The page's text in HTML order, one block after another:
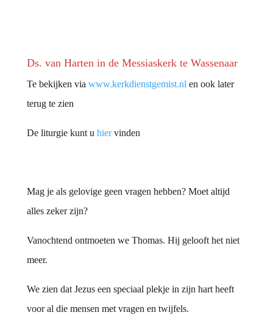
Ds. van Harten in de Messiaskerk te Wassenaar
Te bekijken via www.kerkdienstgemist.nlen ook later
terug te zien
De liturgie kunt u hiervinden
Mag je als gelovige geen vragen hebben? Moet altijd
alles zeker zijn?
Vanochtend ontmoeten we Thomas. Hij gelooft het niet
meer.
We zien dat Jezus een speciaal plekje in zijn hart heeft
voor al die mensen met vragen en twijfels.